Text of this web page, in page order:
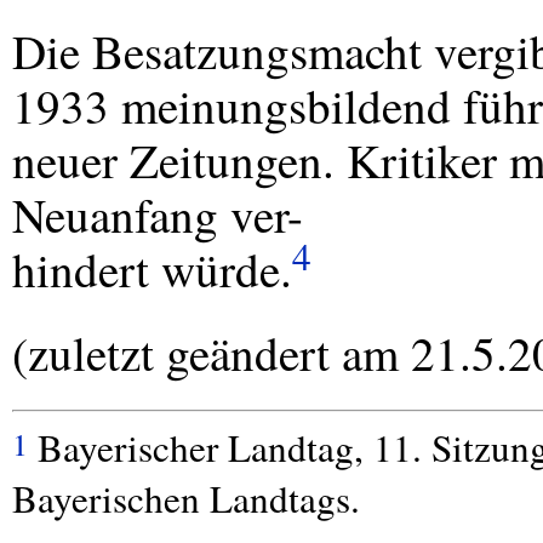
Die Besatzungsmacht
1933 meinungsbildend
neuer Zeitungen. Kritiker
Neuanfang ver-
hindert würde.4
(zuletzt geändert am
1 Bayerischer Landtag, 11.
Bayerischen Landtags.